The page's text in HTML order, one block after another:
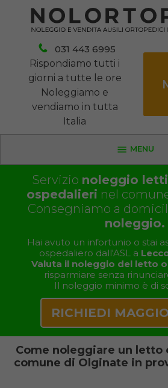
031 443 6995
Rispondiamo tutti i
giorni a tutte le ore
Noleggiamo e
vendiamo in tutta
Italia
MENU
Servizio noleggio
ospedalieri nel
Consegniamo a
noleggio.
Hai avuto un infortunio o stai
ospedaliero dall'ASL a
Valuta il noleggio del letto
risparmiare senza
Il noleggio minimo è di
RICHIEDI
Come noleggiare un letto
comune di Olginate in